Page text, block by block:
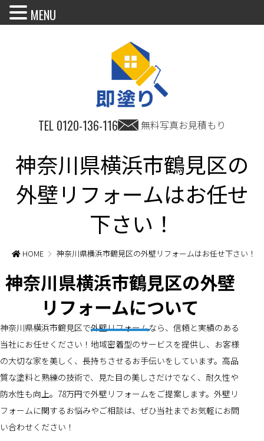
TEL 0120-136-116 無料写真お見積もり
神奈川県横浜市鶴見区の
外壁リフォームはお任せ
下さい！
HOME 神奈川県横浜市鶴見区の外壁リフォームはお任せ下さい！
神奈川県横浜市鶴見区の外壁
リフォームについて
神奈川県横浜市鶴見区で外壁リフォームなら、信頼と実績のある
当社にお任せください！地域密着型のサービスを提供し、お客様
の大切な家を美しく、長持ちさせるお手伝いをしています。高品
質な塗料と熟練の技術で、見た目の美しさだけでなく、耐久性や
防水性も向上。78万円で外壁リフォームをご提案します。外壁リ
フォームに関するお悩みやご相談は、ぜひ当社までお気軽にお問
い合わせください！
MENU